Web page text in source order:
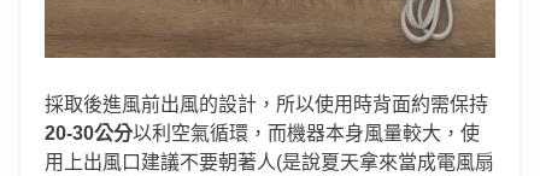
採取後進風前出風的設計，所以使用時背面約需保持
20-30公分以利空氣循環，而機器本身風量較大，使
用上出風口建議不要朝著人(是說夏天拿來當成電風扇